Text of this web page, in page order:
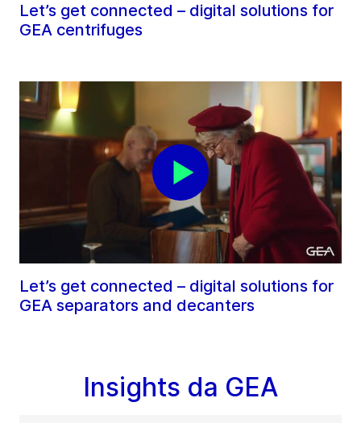
Let’s get connected – digital solutions for
GEA centrifuges
Let’s get connected – digital solutions for
GEA separators and decanters
Insights da GEA